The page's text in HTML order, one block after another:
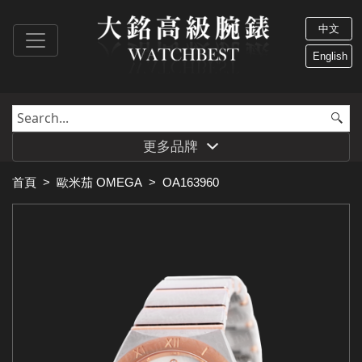
中文
English
更多品牌
首頁 > 歐米茄 OMEGA > OA163960